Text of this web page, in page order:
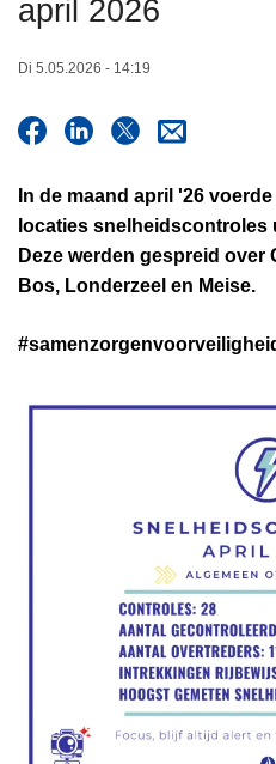
april 2026
Di 5.05.2026 - 14:19
In de maand april '26
locaties snelheidscontroles
Deze werden gespreid over
Bos, Londerzeel en Meise.